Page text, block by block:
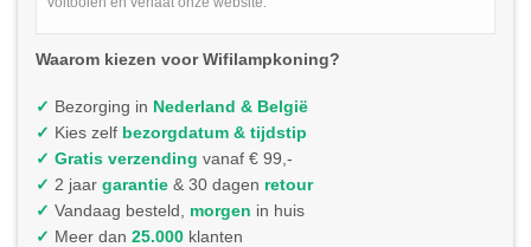
Waarom kiezen voor Wifilampkoning?
✓ Bezorging in Nederland & België
✓ Kies zelf bezorgdatum & tijdstip
✓ Gratis verzending vanaf € 99,-
✓ 2 jaar garantie & 30 dagen retour
✓ Vandaag besteld, morgen in huis
✓ Meer dan 25.000 klanten